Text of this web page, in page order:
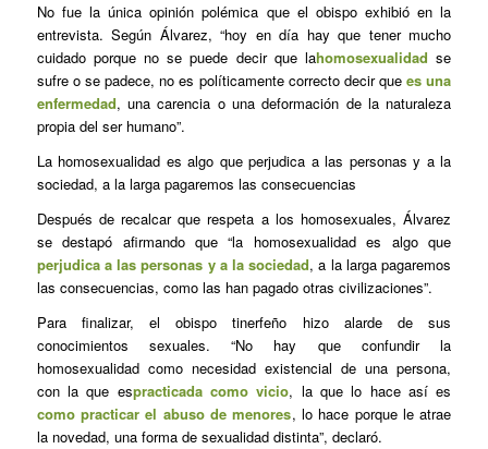
No fue la única opinión polémica que el obispo exhibió en la
entrevista. Según Álvarez, “hoy en día hay que tener mucho
cuidado porque no se puede decir que lahomosexualidad se
sufre o se padece, no es políticamente correcto decir quees una
enfermedad, una carencia o una deformación de la naturaleza
propia del ser humano”.
La homosexualidad es algo que perjudica a las personas y a la
sociedad, a la larga pagaremos las consecuencias
Después de recalcar que respeta a los homosexuales, Álvarez
se destapó afirmando que “la homosexualidad es algo que
perjudica a las personas y a la sociedad, a la larga pagaremos
las consecuencias, como las han pagado otras civilizaciones”.
Para finalizar, el obispo tinerfeño hizo alarde de sus
conocimientos sexuales. “No hay que confundir la
homosexualidad como necesidad existencial de una persona,
con la que espracticada como vicio, la que lo hace así es
como practicar el abuso de menores, lo hace porque le atrae
la novedad, una forma de sexualidad distinta”, declaró.